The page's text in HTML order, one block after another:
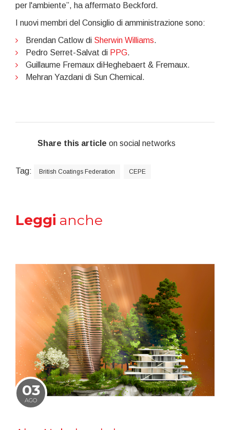
per l'ambiente”, ha affermato Beckford.
I nuovi membri del Consiglio di amministrazione sono:
Brendan Catlow di Sherwin Williams.
Pedro Serret-Salvat di PPG.
Guillaume Fremaux diHeghebaert & Fremaux.
Mehran Yazdani di Sun Chemical.
Share this article on social networks
Tag: British Coatings Federation CEPE
Leggi anche
03
AGO